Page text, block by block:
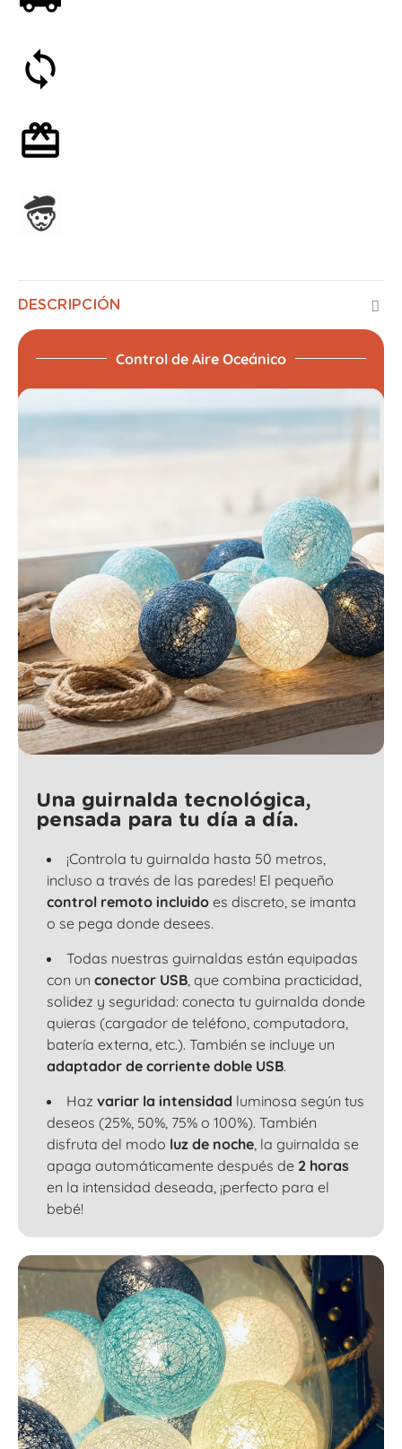
DESCRIPCIÓN
Control de Aire Oceánico
Una guirnalda tecnológica,
pensada para tu día a día.
¡Controla tu guirnalda hasta 50 metros,
incluso a través de las paredes! El pequeño
control remoto incluido es discreto, se imanta
o se pega donde desees.
Todas nuestras guirnaldas están equipadas
con un conector USB , que combina practicidad,
solidez y seguridad: conecta tu guirnalda donde
quieras (cargador de teléfono, computadora,
batería externa, etc.). También se incluye un
adaptador de corriente doble USB.
Haz variar la intensidad luminosa según tus
deseos (25%, 50%, 75% o 100%). También
disfruta del modo luz de noche , la guirnalda se
apaga automáticamente después de 2 horas
en la intensidad deseada, ¡perfecto para el
bebé!